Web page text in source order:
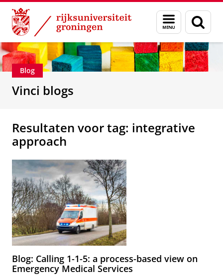
Skip
Content
Skip
Navigation
Menu
en
zoeken
Department of Innovation Management &
Blog
Vinci blogs
Resultaten voor tag: integrative
approach
Blog: Calling 1-1-5: a process-based view on
Emergency Medical Services